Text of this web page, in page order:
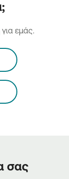
εμάς.
σας